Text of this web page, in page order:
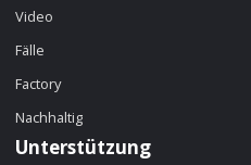
Video
Fälle
Factory
Nachhaltig
Unterstützung